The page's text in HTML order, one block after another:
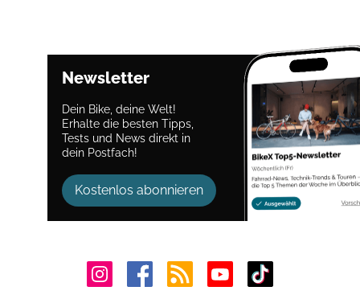
Newsletter
Dein Bike, deine Welt!
Erhalte die besten Tipps,
Tests und News direkt in
dein Postfach!
Kostenlos abonnieren